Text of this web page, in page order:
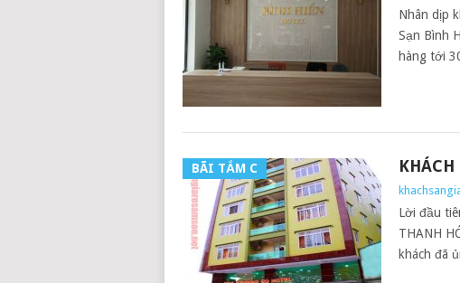
Nhân dịp
Sạn Bình
hàng tới
BÃI TẮM C
Lời đầu
THANH
khách đã